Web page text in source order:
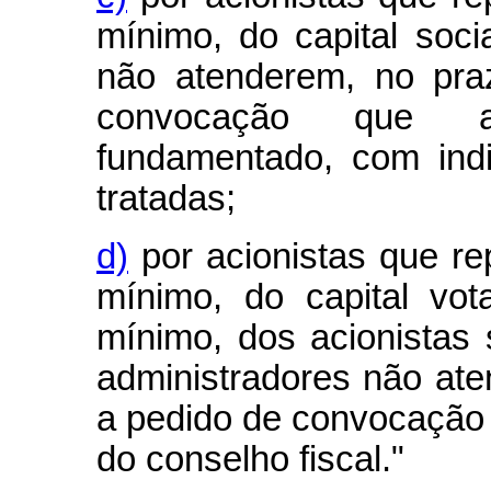
mínimo, do capital
não atenderem, no
convocação que
fundamentado, com
tratadas;
d) por acionistas que
mínimo, do capital
mínimo, dos
administradores não
a pedido de
do conselho fiscal."